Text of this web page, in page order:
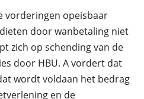
vorderingen opeisbaar
door wanbetaling niet
zich op schending van de
door HBU. A vordert dat
wordt voldaan het bedrag
en de